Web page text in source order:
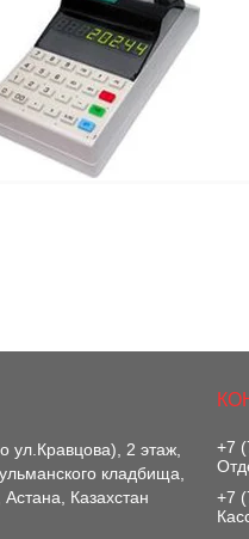
2 этаж,
кладбища,
Казахстан
+7
+7